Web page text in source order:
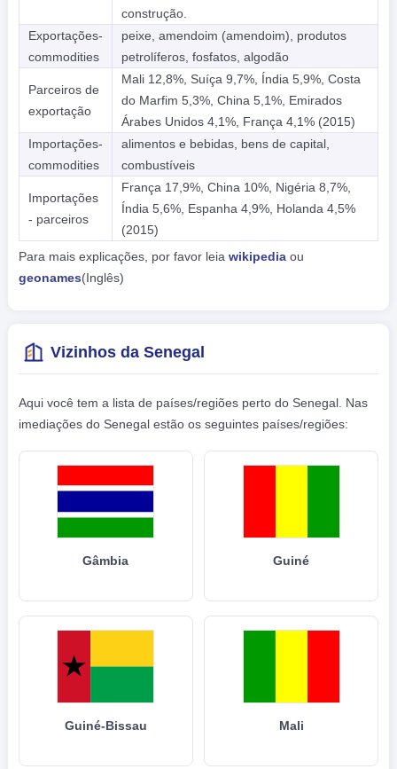
construção.
Exportações-
commodities
peixe, amendoim (amendoim), produtos
petrolíferos, fosfatos, algodão
Parceiros de
exportação
Mali 12,8%, Suíça 9,7%, Índia 5,9%, Costa
do Marfim 5,3%, China 5,1%, Emirados
Árabes Unidos 4,1%, França 4,1% (2015)
Importações-
commodities
alimentos e bebidas, bens de capital,
combustíveis
Importações
- parceiros
França 17,9%, China 10%, Nigéria 8,7%,
Índia 5,6%, Espanha 4,9%, Holanda 4,5%
(2015)
Para mais explicações, por favor leia wikipediaou
geonames(Inglês)
Vizinhos da Senegal
Aqui você tem a lista de países/regiões perto do Senegal. Nas
imediações do Senegal estão os seguintes países/regiões:
Gâmbia Guiné
Guiné-Bissau Mali